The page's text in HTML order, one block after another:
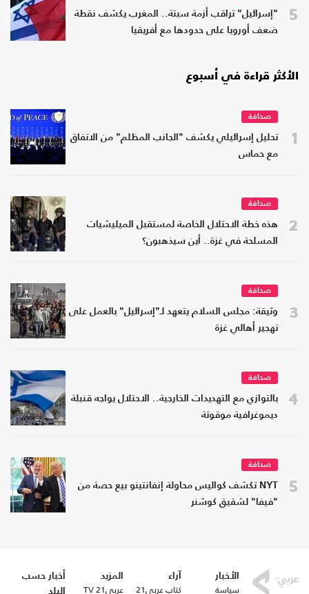
5
"إسرائيل" تراقب أزمة سبتة.. المغرب يكشف نقطة
ضعف أوروبا على حدودها مع أفريقيا
الأكثر قراءة في أسبوع
1
صحافة
تحليل إسرائيلي يكشف "الجانب المظلم" من الاتفاق
مع حماس
2
صحافة
هذه خطة الاحتلال الخاصة لمستقبل الميليشيات
المسلحة في غزة.. أين سيذهبون؟
3
صحافة
وثيقة: مجلس السلام يتعهد لـ"إسرائيل" بالعمل على
تهجير أهالي غزة
4
صحافة
بالتوازي مع التهديدات الخارجية.. الاحتلال يواجه قنبلة
ديموغرافية موقوتة
5
صحافة
NYT تكشف كواليس محاولة إنفانتينو بيع حصة من
"فيفا" لشقيق كوشنر
الأخبار
سياسة
آراء
كتاب عربي21
المزيد
عربي21 TV
أخبار حسب
البلد